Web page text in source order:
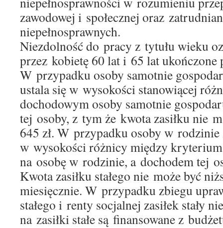
zawodowej i społecznej oraz
niepełnosprawnych.
Niezdolność do pracy z tytułu wieku
przez kobietę 60 lat i 65 lat ukończone
W przypadku osoby samotnie
ustala się w wysokości stanowiącej
dochodowym osoby samotnie
tej osoby, z tym że kwota zasiłku nie
645 zł. W przypadku osoby w rodzinie
w wysokości różnicy między
na osobę w rodzinie, a dochodem tej
Kwota zasiłku stałego nie może być
miesięcznie. W przypadku zbiegu
stałego i renty socjalnej zasiłek stały
na zasiłki stałe są finansowane z